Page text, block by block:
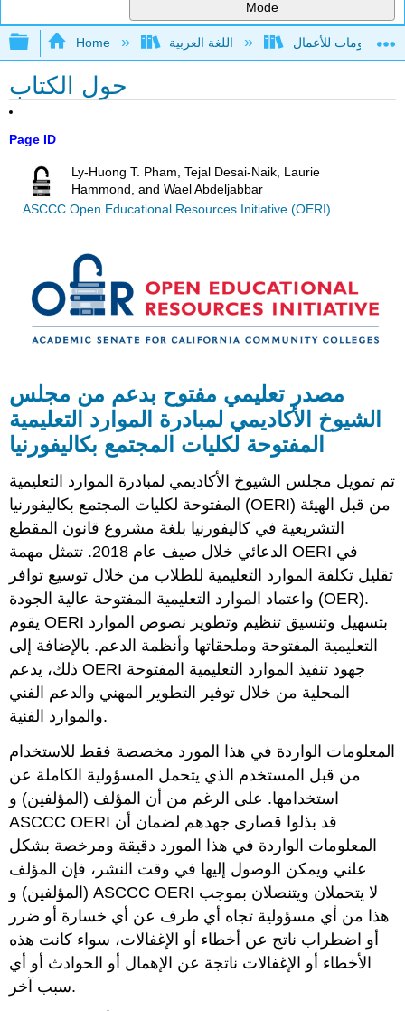
Mode
Expand/collapse global hierarchy
Home
حول الكتاب
Page ID
Ly-Huong T. Pham, Tejal Desai-Naik, Laurie
Hammond, and Wael Abdeljabbar
ASCCC Open Educational Resources Initiative (OERI)
مصدر تعليمي مفتوح بدعم من مجلس
الشيوخ الأكاديمي لمبادرة الموارد التعليمية
المفتوحة لكليات المجتمع بكاليفورنيا
تم تمويل مجلس الشيوخ الأكاديمي لمبادرة الموارد التعليمية
المفتوحة لكليات المجتمع بكاليفورنيا (OERI) من قبل الهيئة
التشريعية في كاليفورنيا بلغة مشروع قانون المقطع
الدعائي خلال صيف عام 2018. تتمثل مهمة OERI في
تقليل تكلفة الموارد التعليمية للطلاب من خلال توسيع توافر
واعتماد الموارد التعليمية المفتوحة عالية الجودة (OER).
يقوم OERI بتسهيل وتنسيق تنظيم وتطوير نصوص الموارد
التعليمية المفتوحة وملحقاتها وأنظمة الدعم. بالإضافة إلى
ذلك، يدعم OERI جهود تنفيذ الموارد التعليمية المفتوحة
المحلية من خلال توفير التطوير المهني والدعم الفني
والموارد الفنية.
المعلومات الواردة في هذا المورد مخصصة فقط للاستخدام
من قبل المستخدم الذي يتحمل المسؤولية الكاملة عن
استخدامها. على الرغم من أن المؤلف (المؤلفين) و
ASCCC OERI قد بذلوا قصارى جهدهم لضمان أن
المعلومات الواردة في هذا المورد دقيقة ومرخصة بشكل
علني ويمكن الوصول إليها في وقت النشر، فإن المؤلف
(المؤلفين) و ASCCC OERI لا يتحملان ويتنصلان بموجب
هذا من أي مسؤولية تجاه أي طرف عن أي خسارة أو ضرر
أو اضطراب ناتج عن أخطاء أو الإغفالات، سواء كانت هذه
الأخطاء أو الإغفالات ناتجة عن الإهمال أو الحوادث أو أي
سبب آخر.